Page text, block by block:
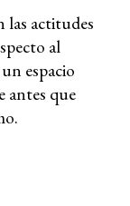
las actitudes
al
espacio
antes que